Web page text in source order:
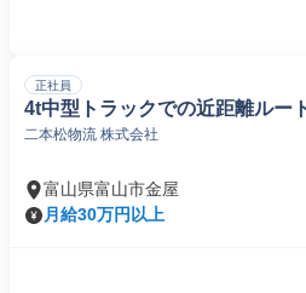
正社員
4t中型トラックでの近距離ル
二本松物流 株式会社
富山県富山市金屋
月給30万円以上